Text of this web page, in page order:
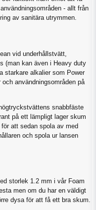
- allt från
av sanitära utrymmen.
vid underhållstvätt,
(man kan även i Heavy duty
starkare alkalier som Power
användningsområden på
snabbfäste
på ett lämpligt lager skum
att sedan spola av med
och spola ur lansen
storlek 1.2 mm i vår Foam
men om du har en väldigt
dysa för att få ett bra skum.